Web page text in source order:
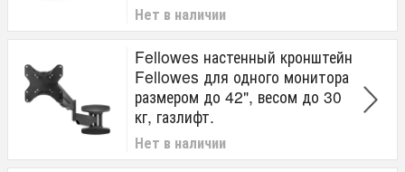
Нет в наличии
Fellowes настенный кронштейн
Fellowes для одного монитора
размером до 42", весом до 30
кг, газлифт.
Нет в наличии